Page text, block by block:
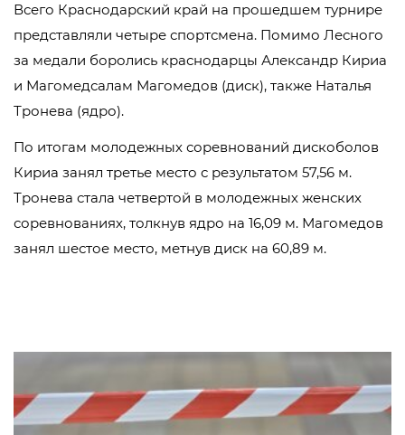
Всего Краснодарский край на прошедшем турнире
представляли четыре спортсмена. Помимо Лесного
за медали боролись краснодарцы Александр Кириа
и Магомедсалам Магомедов (диск), также Наталья
Тронева (ядро).
По итогам молодежных соревнований дискоболов
Кириа занял третье место с результатом 57,56 м.
Тронева стала четвертой в молодежных женских
соревнованиях, толкнув ядро на 16,09 м. Магомедов
занял шестое место, метнув диск на 60,89 м.